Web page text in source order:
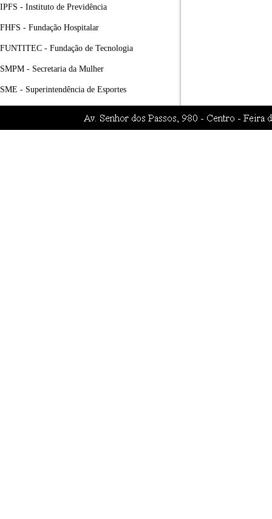
IPFS - Instituto de Previdência
FHFS - Fundação Hospitalar
FUNTITEC - Fundação de Tecnologia
SMPM - Secretaria da Mulher
SME - Superintendência de Esportes